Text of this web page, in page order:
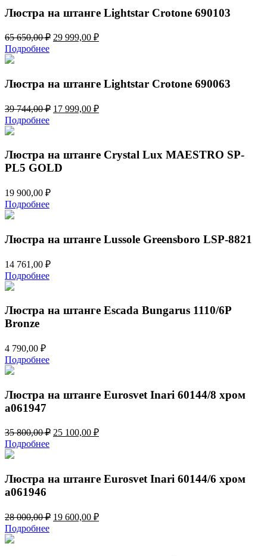
Люстра на штанге Lightstar Crotone 690103
65 650,00₽ Первоначальная
29 999,00 ₽Текущая
Подробнее
Люстра на штанге Lightstar Crotone 690063
39 744,00₽ Первоначальная
744,00 ₽.
17 999,00 ₽Текущая
Подробнее
Люстра на штанге Crystal Lux MAESTRO SP-
PL5 GOLD
19 900,00 ₽
Подробнее
Люстра на штанге Lussole Greensboro LSP-8821
14 761,00 ₽
Подробнее
Люстра на штанге Escada Bungarus 1110/6P
Bronze
4 790,00 ₽
Подробнее
Люстра на штанге Eurosvet Inari 60144/8 хром
a061947
35 800,00₽ Первоначальная
800,00 ₽.
25 100,00 ₽Текущая
Подробнее
Люстра на штанге Eurosvet Inari 60144/6 хром
a061946
28 000,00₽ Первоначальная
19 600,00 ₽Текущая
Подробнее